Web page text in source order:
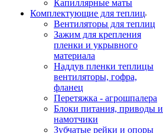
Капиллярные маты
Комплектующие для теплиц
Вентиляторы для теплиц
Зажим для крепления
пленки и укрывного
материала
Наддув пленки теплицы
вентиляторы, гофра,
фланец
Перетяжка - агрошпалера
Блоки питания, приводы и
намотчики
Зубчатые рейки и опоры